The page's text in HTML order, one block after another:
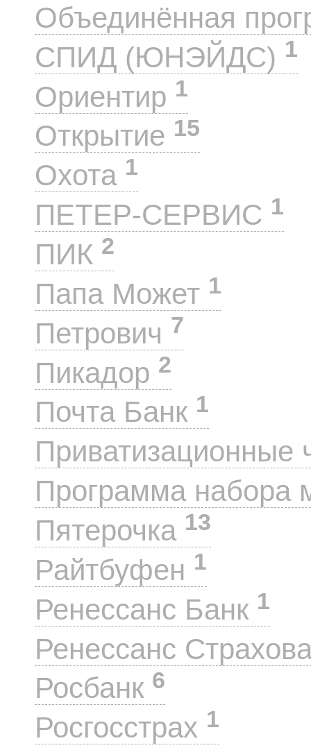
Объединённая
СПИД (ЮНЭЙДС) 1
Ориентир 1
Открытие 15
Охота 1
ПЕТЕР-СЕРВИС 1
ПИК 2
Папа Может 1
Петрович 7
Пикадор 2
Почта Банк 1
Приватизационные
Программа набора
Пятерочка 13
Райтбуфен 1
Ренессанс Банк 1
Ренессанс
Росбанк 6
Росгосстрах 1